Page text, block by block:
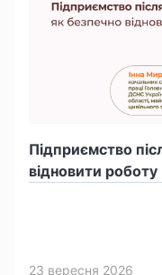
Підприємство
відновити роботу
23 вересня 2026